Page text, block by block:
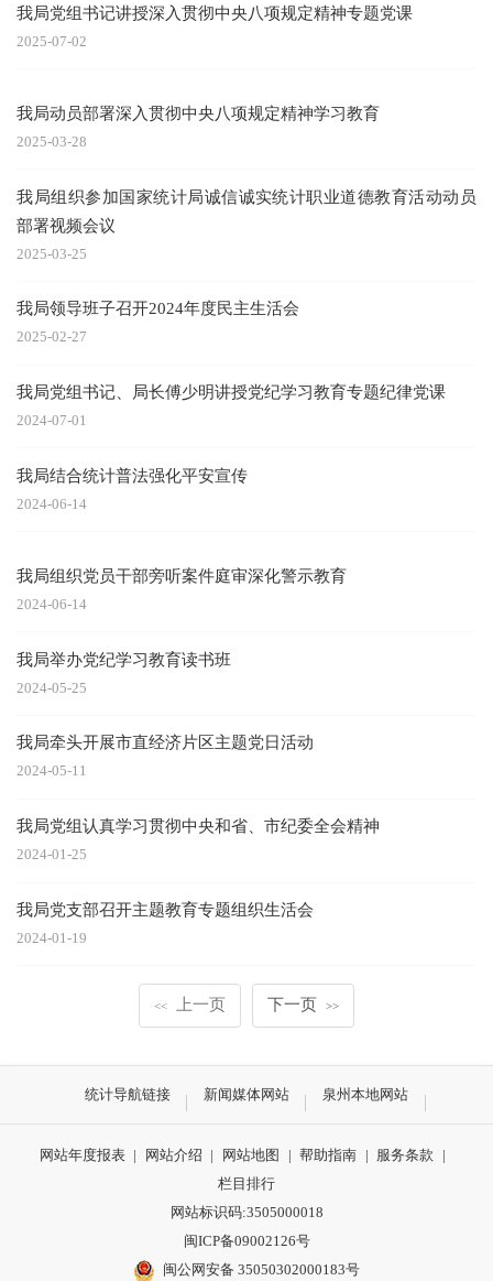
我局党组书记讲授深入贯彻中央八项规定精神专题党课
2025-07-02
我局动员部署深入贯彻中央八项规定精神学习教育
2025-03-28
我局组织参加国家统计局诚信诚实统计职业道德教育活动动员
部署视频会议
2025-03-25
我局领导班子召开2024年度民主生活会
2025-02-27
我局党组书记、局长傅少明讲授党纪学习教育专题纪律党课
2024-07-01
我局结合统计普法强化平安宣传
2024-06-14
我局组织党员干部旁听案件庭审深化警示教育
2024-06-14
我局举办党纪学习教育读书班
2024-05-25
我局牵头开展市直经济片区主题党日活动
2024-05-11
我局党组认真学习贯彻中央和省、市纪委全会精神
2024-01-25
我局党支部召开主题教育专题组织生活会
2024-01-19
<< 上一页 下一页 >>
统计导航链接 新闻媒体网站 泉州本地网站
网站年度报表 | 网站介绍 | 网站地图 | 帮助指南 | 服务条款
|
栏目排行
网站标识码:3505000018
闽ICP备09002126号
闽公网安备 35050302000183号